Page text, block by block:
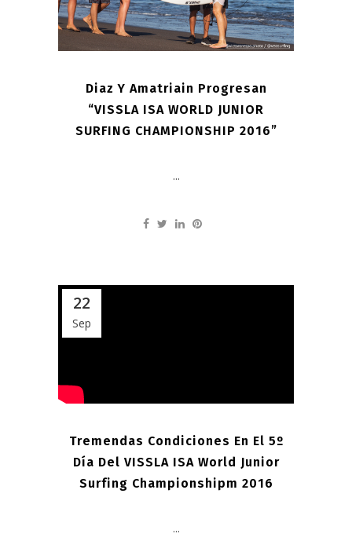
Diaz Y Amatriain Progresan
“VISSLA ISA WORLD JUNIOR
SURFING CHAMPIONSHIP 2016”
...
22
Sep
Tremendas Condiciones En El 5º
Día Del VISSLA ISA World Junior
Surfing Championshipm 2016
...